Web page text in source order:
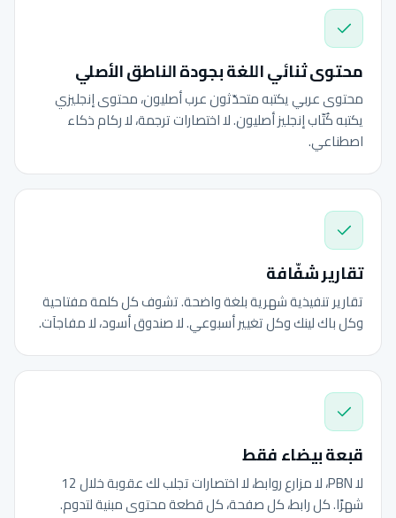
محتوى ثنائي اللغة بجودة الناطق الأصلي
محتوى عربي يكتبه متحدّثون عرب أصليون، محتوى إنجليزي
يكتبه كُتّاب إنجليز أصليون. لا اختصارات ترجمة، لا ركام ذكاء
اصطناعي.
تقارير شفّافة
تقارير تنفيذية شهرية بلغة واضحة. تشوف كل كلمة مفتاحية
وكل باك لينك وكل تغيير أسبوعي. لا صندوق أسود، لا مفاجآت.
قبعة بيضاء فقط
لا PBN، لا مزارع روابط، لا اختصارات تجلب لك عقوبة خلال 12
شهرًا. كل رابط، كل صفحة، كل قطعة محتوى مبنية لتدوم.